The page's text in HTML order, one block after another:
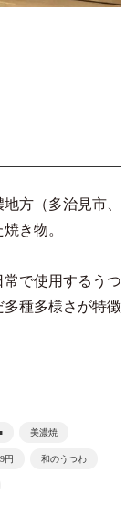
方（多治見市、
き物。
で使用するうつ
種多様さが特徴
美濃焼
円 和のうつわ